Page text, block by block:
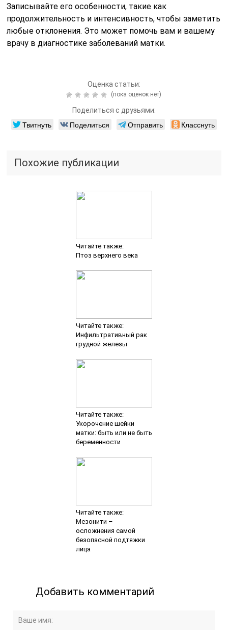
Записывайте его особенности, такие как
продолжительность и интенсивность, чтобы заметить
любые отклонения. Это может помочь вам и вашему
врачу в диагностике заболеваний матки.
Оценка статьи:
(пока оценок нет)
Поделиться с друзьями:
Твитнуть Поделиться Отправить Класснуть
Похожие публикации
Читайте также:
Птоз верхнего века
Читайте также:
Инфильтративный рак
грудной железы
Читайте также:
Укорочение шейки
матки: быть или не быть
беременности
Читайте также:
Мезонити –
осложнения самой
безопасной подтяжки
лица
Добавить комментарий